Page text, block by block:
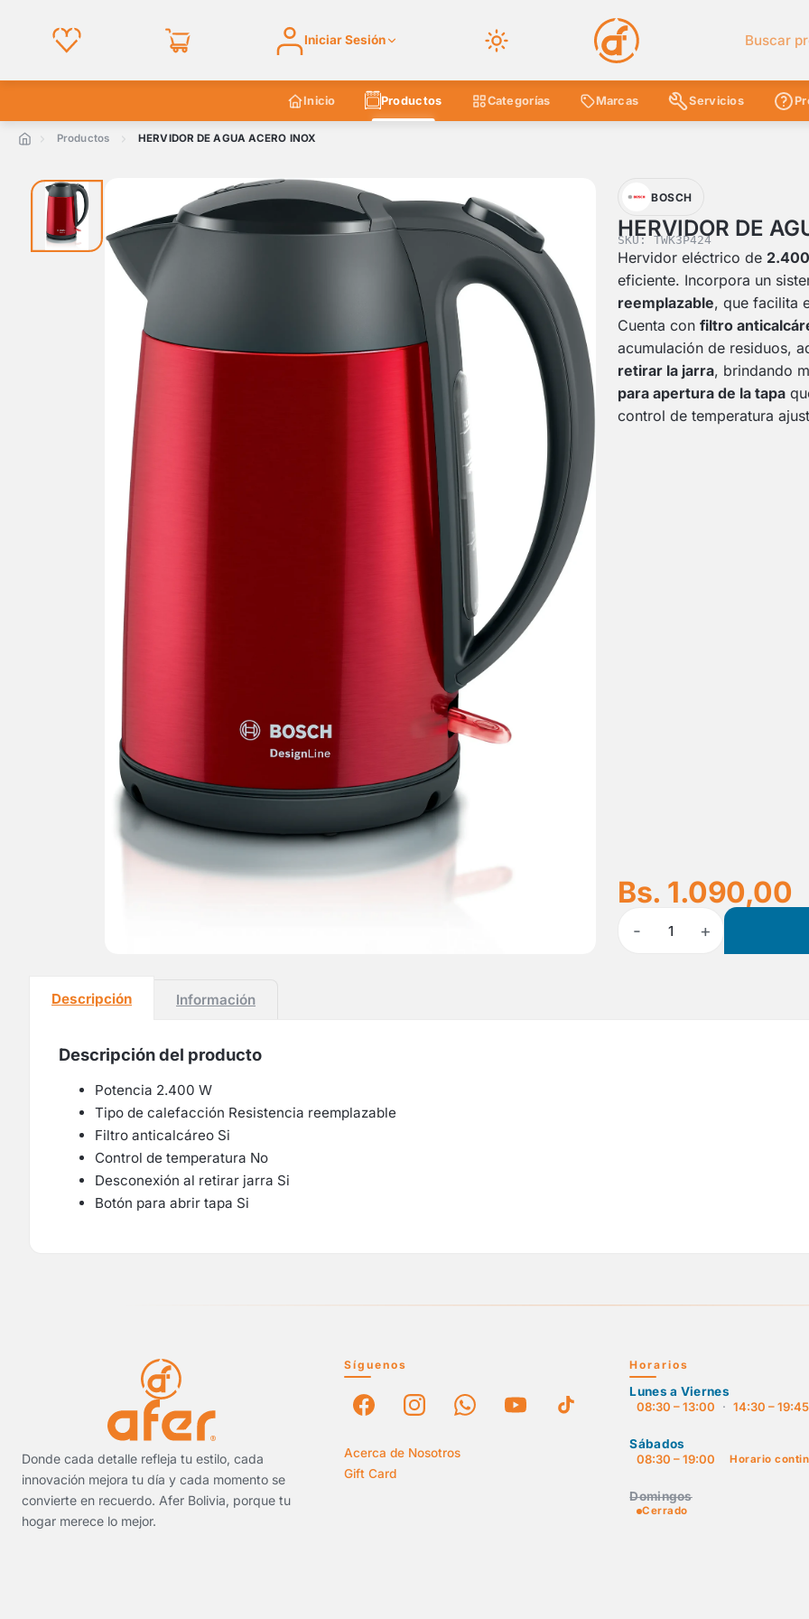
Iniciar Sesión Buscar en
Inicio Productos Categorías Marcas Servicios
Productos HERVIDOR DE AGUA ACERO INOX
BOSCH
HERVIDOR DE
SKU: TWK3P424
Hervidor eléctrico de
eficiente. Incorpora un
reemplazable, que facilita
Cuenta con filtro
acumulación de residuos,
retirar la jarra, brindando
para apertura de la tapa
control de temperatura
Bs. 1.090,00
- 1 +
Descripción Información
Descripción del producto
Potencia 2.400 W
Tipo de calefacción Resistencia reemplazable
Filtro anticalcáreo Si
Control de temperatura No
Desconexión al retirar jarra Si
Botón para abrir tapa Si
Donde cada detalle refleja tu estilo, cada
innovación mejora tu día y cada momento se
convierte en recuerdo. Afer Bolivia, porque tu
hogar merece lo mejor.
Síguenos
Acerca de Nosotros
Gift Card
Horarios
Lunes a Viernes
08:30 – 13:00
· 14:30 – 19:45
Sábados
08:30 – 19:00
Horario
Domingos
Cerrado